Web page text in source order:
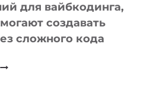
для вайбкодинга,
создавать
сложного кода